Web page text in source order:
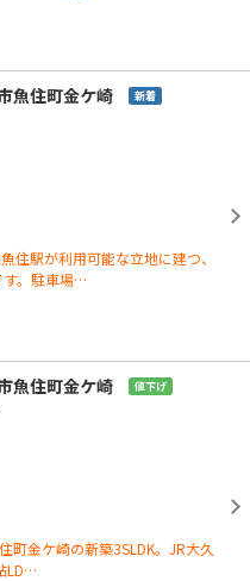
魚住町金ケ崎 新着
住駅が利用可能な立地に建つ、
す。駐車場…
魚住町金ケ崎 値下げ
町金ケ崎の新築3SLDK。JR大久
LD…